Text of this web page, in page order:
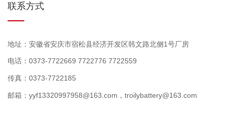
联系方式
地址：安徽省安庆市宿松县经济开发区韩文路北侧1号厂房
电话：0373-7722669 7722776 7722559
传真：0373-7722185
邮箱：yyf13320997958@163.com，troilybattery@163.com